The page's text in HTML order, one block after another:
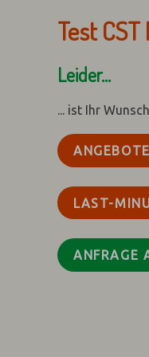
Test CST
Leider...
... ist Ihr
LAST-
ANFRAGE